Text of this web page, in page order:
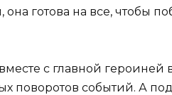
готова на все, чтобы
с главной
поворотов событий. А